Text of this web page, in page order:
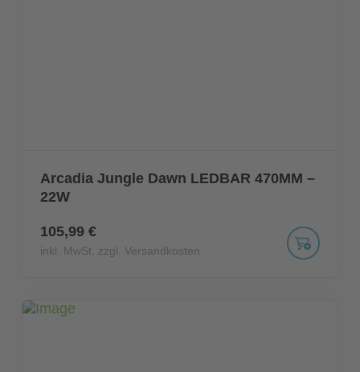
Arcadia Jungle Dawn LEDBAR 470MM –
22W
105,99 €
inkl. MwSt. zzgl. Versandkosten